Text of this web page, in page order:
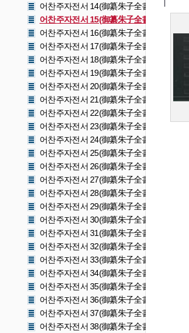
어찬주자전서 14(御纂朱子全書 14)
어찬주자전서 15(御纂朱子全書 15)
어찬주자전서 16(御纂朱子全書 16)
어찬주자전서 17(御纂朱子全書 17)
어찬주자전서 18(御纂朱子全書 18)
어찬주자전서 19(御纂朱子全書 19)
어찬주자전서 20(御纂朱子全書 20)
어찬주자전서 21(御纂朱子全書 21)
어찬주자전서 22(御纂朱子全書 22)
어찬주자전서 23(御纂朱子全書 23)
어찬주자전서 24(御纂朱子全書 24)
어찬주자전서 25(御纂朱子全書 25)
어찬주자전서 26(御纂朱子全書 26)
어찬주자전서 27(御纂朱子全書 27)
어찬주자전서 28(御纂朱子全書 28)
어찬주자전서 29(御纂朱子全書 29)
어찬주자전서 30(御纂朱子全書 30)
어찬주자전서 31(御纂朱子全書 31)
어찬주자전서 32(御纂朱子全書 32)
어찬주자전서 33(御纂朱子全書 33)
어찬주자전서 34(御纂朱子全書 34)
어찬주자전서 35(御纂朱子全書 35)
어찬주자전서 36(御纂朱子全書 36)
어찬주자전서 37(御纂朱子全書 37)
어찬주자전서 38(御纂朱子全書 38)